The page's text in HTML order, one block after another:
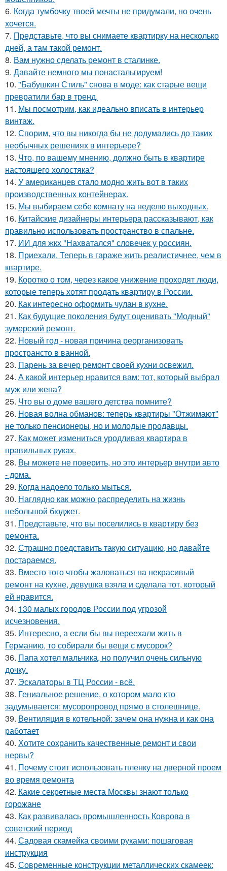
6. Когда тумбочку твоей мечты не придумали, но очень
хочется.
7. Представьте, что вы снимаете квартирку на несколько
дней, а там такой ремонт.
8. Вам нужно сделать ремонт в сталинке.
9. Давайте немного мы понастальгируем!
10. "Бабушкин Стиль" снова в моде: как старые вещи
превратили бар в тренд.
11. Мы посмотрим, как идеально вписать в интерьер
винтаж.
12. Спорим, что вы никогда бы не додумались до таких
необычных решениях в интерьере?
13. Что, по вашему мнению, должно быть в квартире
настоящего холостяка?
14. У американцев стало модно жить вот в таких
производственных контейнерах.
15. Мы выбираем себе комнату на неделю выходных.
16. Китайские дизайнеры интерьера рассказывают, как
правильно использовать пространство в спальне.
17. ИИ для жкх "Нахватался" словечек у россиян.
18. Приехали. Теперь в гараже жить реалистичнее, чем в
квартире.
19. Коротко о том, через какое унижение проходят люди,
которые теперь хотят продать квартиру в России.
20. Как интересно оформить чулан в кухне.
21. Как будущие поколения будут оценивать "Модный"
зумерский ремонт.
22. Новый год - новая причина реорганизовать
пространсто в ванной.
23. Парень за вечер ремонт своей кухни освежил.
24. А какой интерьер нравится вам: тот, который выбрал
муж или жена?
25. Что вы о доме вашего детства помните?
26. Новая волна обманов: теперь квартиры "Отжимают"
не только пенсионеры, но и молодые продавцы.
27. Как может измениться уродливая квартира в
правильных руках.
28. Вы можете не поверить, но это интерьер внутри авто
- дома.
29. Когда надоело только мыться.
30. Наглядно как можно распределить на жизнь
небольшой бюджет.
31. Представьте, что вы поселились в квартиру без
ремонта.
32. Страшно представить такую ситуацию, но давайте
постараемся.
33. Вместо того чтобы жаловаться на некрасивый
ремонт на кухне, девушка взяла и сделала тот, который
ей нравится.
34. 130 малых городов России под угрозой
исчезновения.
35. Интересно, а если бы вы переехали жить в
Германию, то собирали бы вещи с мусорок?
36. Папа хотел мальчика, но получил очень сильную
дочку.
37. Эскалаторы в ТЦ России - всё.
38. Гениальное решение, о котором мало кто
задумывается: мусоропровод прямо в столешнице.
39. Вентиляция в котельной: зачем она нужна и как она
работает
40. Хотите сохранить качественные ремонт и свои
нервы?
41. Почему стоит использовать пленку на дверной проем
во время ремонта
42. Какие секретные места Москвы знают только
горожане
43. Как развивалась промышленность Коврова в
советский период
44. Садовая скамейка своими руками: пошаговая
инструкция
45. Современные конструкции металлических скамеек: